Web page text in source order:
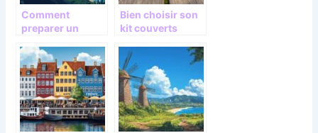
Comment
preparer un
authentique et
respectueux de
l’environnement
Bien choisir son
kit couverts
les meilleurs :
focus sur les
normes
environnemental
es et sanitaires